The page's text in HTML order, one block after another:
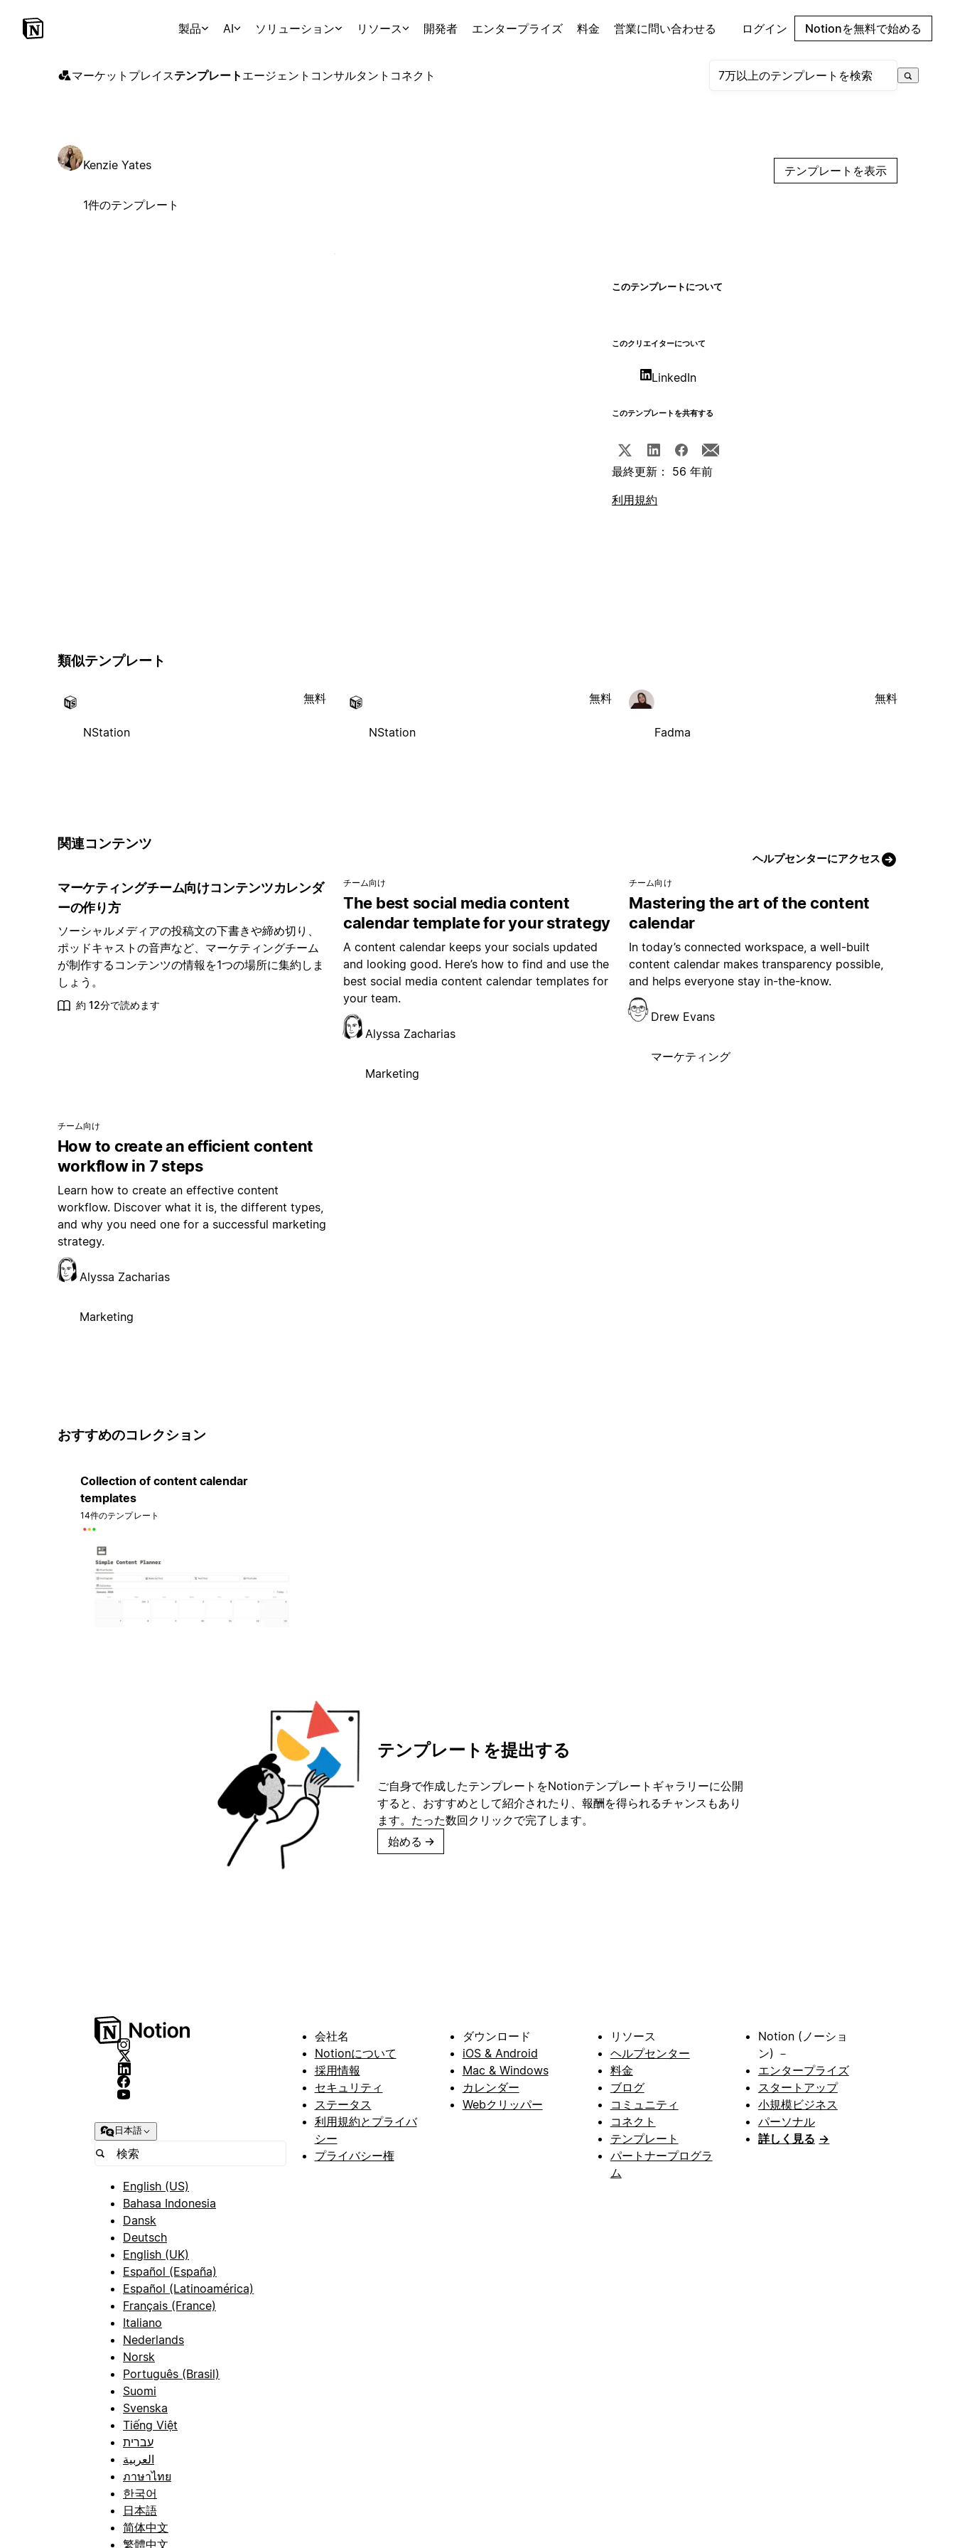
製品 AI ソリューション リソース 開発者 エンタープライズ 料金 営業に問い合わせる ログイン Notionを無料で始める
マーケットプレイステンプレート エージェント コンサルタント コネクト
Kenzie Yates
1件のテンプレート
テンプレートを表示
このテンプレートについて
このクリエイターについて
LinkedIn
このテンプレートを共有する
最終更新： 56 年前
利用規約
類似テンプレート
NStation
無料
NStation
無料
Fadma
無料
関連コンテンツ
ヘルプセンターにアクセス
マーケティングチーム向けコンテンツカレンダ
ーの作り方
ソーシャルメディアの投稿文の下書きや締め切り、
ポッドキャストの音声など、マーケティングチーム
が制作するコンテンツの情報を1つの場所に集約しま
しょう。
約 12分で読めます
チーム向け
The best social media content
calendar template for your strategy
A content calendar keeps your socials updated
and looking good. Here’s how to find and use the
best social media content calendar templates for
your team.
Alyssa Zacharias
Marketing
チーム向け
Mastering the art of the content
calendar
In today’s connected workspace, a well-built
content calendar makes transparency possible,
and helps everyone stay in-the-know.
Drew Evans
マーケティング
チーム向け
How to create an efficient content
workflow in 7 steps
Learn how to create an effective content
workflow. Discover what it is, the different types,
and why you need one for a successful marketing
strategy.
Alyssa Zacharias
Marketing
おすすめのコレクション
Collection of content calendar
templates
14件のテンプレート
テンプレートを提出する
ご自身で作成したテンプレートをNotionテンプレートギャラリーに公開
すると、おすすめとして紹介されたり、報酬を得られるチャンスもあり
ます。たった数回クリックで完了します。
始める →
日本語
English (US)
Bahasa Indonesia
Dansk
Deutsch
English (UK)
Español (España)
Español (Latinoamérica)
Français (France)
Italiano
Nederlands
Norsk
Português (Brasil)
Suomi
Svenska
Tiếng Việt
עברית
العربية
ภาษาไทย
한국어
日本語
简体中文
繁體中文
会社名
Notionについて
採用情報
セキュリティ
ステータス
利用規約とプライバ
シー
プライバシー権
ダウンロード
iOS & Android
Mac & Windows
カレンダー
Webクリッパー
リソース
ヘルプセンター
料金
ブログ
コミュニティ
コネクト
テンプレート
パートナープログラ
ム
Notion (ノーショ
ン) －
エンタープライズ
スタートアップ
小規模ビジネス
パーソナル
詳しく見る →